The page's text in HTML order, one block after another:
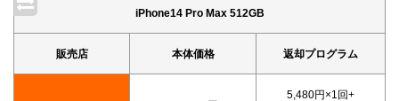
iPhone14 Pro Max 512GB
販売店 本体価格 返却プログラム
5,480円×1回+